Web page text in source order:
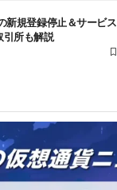
規登録停止＆サービス
所も解説